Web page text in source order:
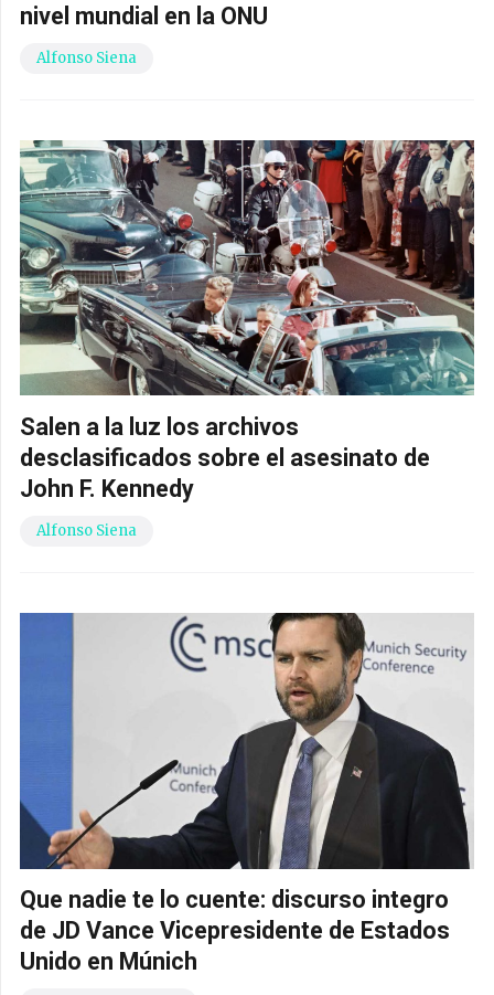
nivel mundial en la ONU
Alfonso Siena
Salen a la luz los archivos
desclasificados sobre el asesinato de
John F. Kennedy
Alfonso Siena
Que nadie te lo cuente: discurso integro
de JD Vance Vicepresidente de Estados
Unido en Múnich